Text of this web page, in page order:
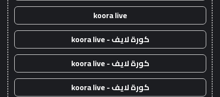
koora live
كورة لايف - koora live
كورة لايف - koora live
كورة لايف - koora live